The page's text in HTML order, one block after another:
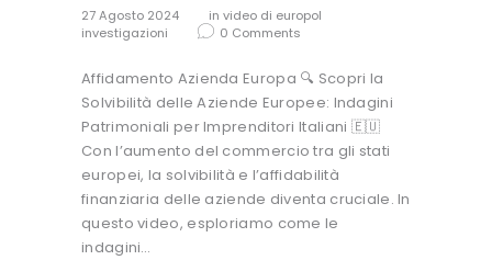
27 Agosto 2024 invideo di europol
investigazioni
0 Comments
Affidamento Azienda Europa 🔍 Scopri la
Solvibilità delle Aziende Europee: Indagini
Patrimoniali per Imprenditori Italiani 🇪🇺
Con l’aumento del commercio tra gli stati
europei, la solvibilità e l’affidabilità
finanziaria delle aziende diventa cruciale. In
questo video, esploriamo come le
indagini…